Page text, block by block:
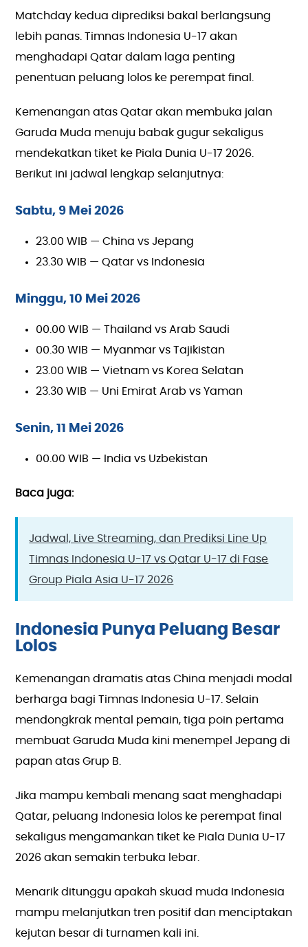
Matchday kedua diprediksi bakal berlangsung
lebih panas. Timnas Indonesia U-17 akan
menghadapi Qatar dalam laga penting
penentuan peluang lolos ke perempat final.
Kemenangan atas Qatar akan membuka jalan
Garuda Muda menuju babak gugur sekaligus
mendekatkan tiket ke Piala Dunia U-17 2026.
Berikut ini jadwal lengkap selanjutnya:
Sabtu, 9 Mei 2026
23.00 WIB — China vs Jepang
23.30 WIB — Qatar vs Indonesia
Minggu, 10 Mei 2026
00.00 WIB — Thailand vs Arab Saudi
00.30 WIB — Myanmar vs Tajikistan
23.00 WIB — Vietnam vs Korea Selatan
23.30 WIB — Uni Emirat Arab vs Yaman
Senin, 11 Mei 2026
00.00 WIB — India vs Uzbekistan
Baca juga:
Jadwal, Live Streaming, dan Prediksi Line Up
Timnas Indonesia U-17 vs Qatar U-17 di Fase
Group Piala Asia U-17 2026
Indonesia Punya Peluang Besar
Lolos
Kemenangan dramatis atas China menjadi modal
berharga bagi Timnas Indonesia U-17. Selain
mendongkrak mental pemain, tiga poin pertama
membuat Garuda Muda kini menempel Jepang di
papan atas Grup B.
Jika mampu kembali menang saat menghadapi
Qatar, peluang Indonesia lolos ke perempat final
sekaligus mengamankan tiket ke Piala Dunia U-17
2026 akan semakin terbuka lebar.
Menarik ditunggu apakah skuad muda Indonesia
mampu melanjutkan tren positif dan menciptakan
kejutan besar di turnamen kali ini.